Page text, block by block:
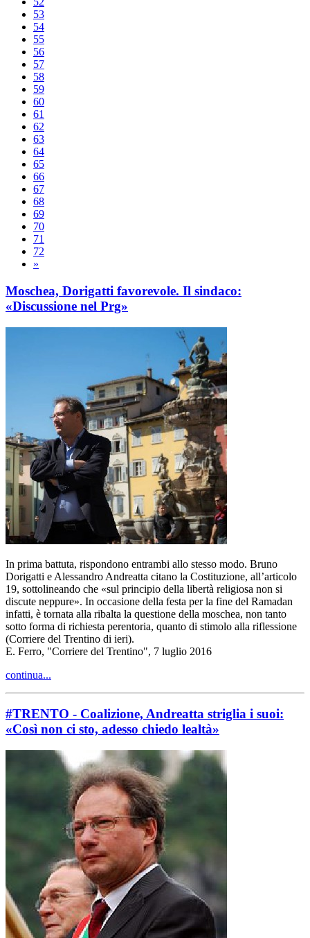
53
54
55
56
57
58
59
60
61
62
63
64
65
66
67
68
69
70
71
72
»
Moschea, Dorigatti favorevole. Il sindaco:
«Discussione nel Prg»
In prima battuta, rispondono entrambi allo stesso modo. Bruno
Dorigatti e Alessandro Andreatta citano la Costituzione, all’articolo
19, sottolineando che «sul principio della libertà religiosa non si
discute neppure». In occasione della festa per la fine del Ramadan
infatti, è tornata alla ribalta la questione della moschea, non tanto
sotto forma di richiesta perentoria, quanto di stimolo alla riflessione
(Corriere del Trentino di ieri).
E. Ferro, "Corriere del Trentino", 7 luglio 2016
continua...
#TRENTO - Coalizione, Andreatta striglia i suoi:
«Così non ci sto, adesso chiedo lealtà»